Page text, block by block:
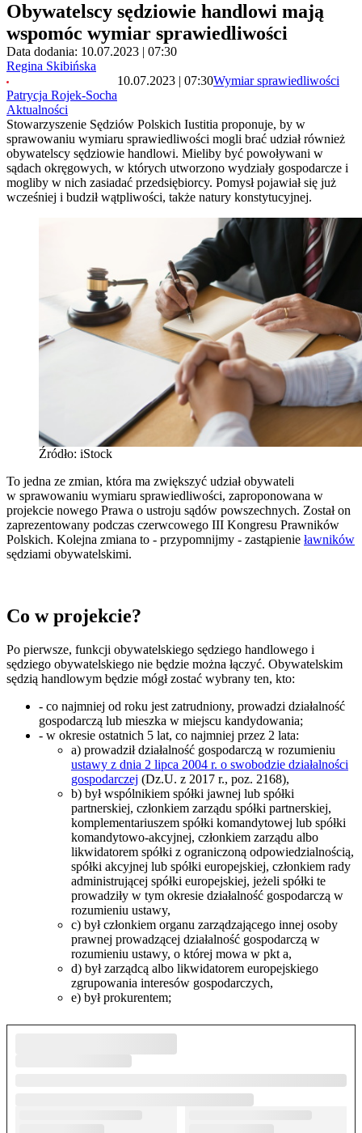
Obywatelscy sędziowie handlowi mają
wspomóc wymiar sprawiedliwości
Data dodania: 10.07.2023 | 07:30
Regina Skibińska
Patrycja Rojek-Socha
10.07.2023 | 07:30Wymiar sprawiedliwości
Aktualności
Stowarzyszenie Sędziów Polskich Iustitia proponuje, by w
sprawowaniu wymiaru sprawiedliwości mogli brać udział również
obywatelscy sędziowie handlowi. Mieliby być powoływani w
sądach okręgowych, w których utworzono wydziały gospodarcze i
mogliby w nich zasiadać przedsiębiorcy. Pomysł pojawiał się już
wcześniej i budził wątpliwości, także natury konstytucyjnej.
Źródło: iStock
To jedna ze zmian, która ma zwiększyć udział obywateli
w sprawowaniu wymiaru sprawiedliwości, zaproponowana w
projekcie nowego Prawa o ustroju sądów powszechnych. Został on
zaprezentowany podczas czerwcowego III Kongresu Prawników
Polskich. Kolejna zmiana to - przypomnijmy - zastąpienie ławników
sędziami obywatelskimi.
Co w projekcie?
Po pierwsze, funkcji obywatelskiego sędziego handlowego i
sędziego obywatelskiego nie będzie można łączyć. Obywatelskim
sędzią handlowym będzie mógł zostać wybrany ten, kto:
- co najmniej od roku jest zatrudniony, prowadzi działalność
gospodarczą lub mieszka w miejscu kandydowania;
- w okresie ostatnich 5 lat, co najmniej przez 2 lata:
a) prowadził działalność gospodarczą w rozumieniu
ustawy z dnia 2 lipca 2004 r. o swobodzie działalności
gospodarczej (Dz.U. z 2017 r., poz. 2168),
b) był wspólnikiem spółki jawnej lub spółki
partnerskiej, członkiem zarządu spółki partnerskiej,
komplementariuszem spółki komandytowej lub spółki
komandytowo-akcyjnej, członkiem zarządu albo
likwidatorem spółki z ograniczoną odpowiedzialnością,
spółki akcyjnej lub spółki europejskiej, członkiem rady
administrującej spółki europejskiej, jeżeli spółki te
prowadziły w tym okresie działalność gospodarczą w
rozumieniu ustawy,
c) był członkiem organu zarządzającego innej osoby
prawnej prowadzącej działalność gospodarczą w
rozumieniu ustawy, o której mowa w pkt a,
d) był zarządcą albo likwidatorem europejskiego
zgrupowania interesów gospodarczych,
e) był prokurentem;